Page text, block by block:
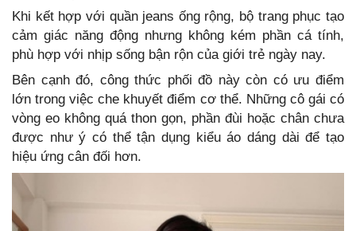
Khi kết hợp với quần jeans ống rộng, bộ trang phục tạo
cảm giác năng động nhưng không kém phần cá tính,
phù hợp với nhịp sống bận rộn của giới trẻ ngày nay.
Bên cạnh đó, công thức phối đồ này còn có ưu điểm
lớn trong việc che khuyết điểm cơ thể. Những cô gái có
vòng eo không quá thon gọn, phần đùi hoặc chân chưa
được như ý có thể tận dụng kiểu áo dáng dài để tạo
hiệu ứng cân đối hơn.